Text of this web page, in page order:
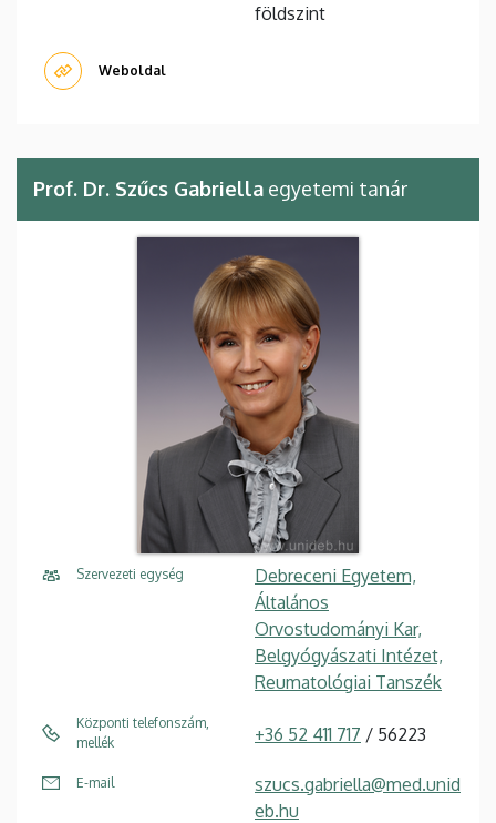
földszint
Weboldal
Prof. Dr. Szűcs Gabriella egyetemi tanár
Szervezeti egység
Debreceni Egyetem,
Általános
Orvostudományi Kar,
Belgyógyászati Intézet,
Reumatológiai Tanszék
Központi telefonszám,
mellék
+36 52 411 717 / 56223
E-mail
szucs.gabriella@med.unid
eb.hu